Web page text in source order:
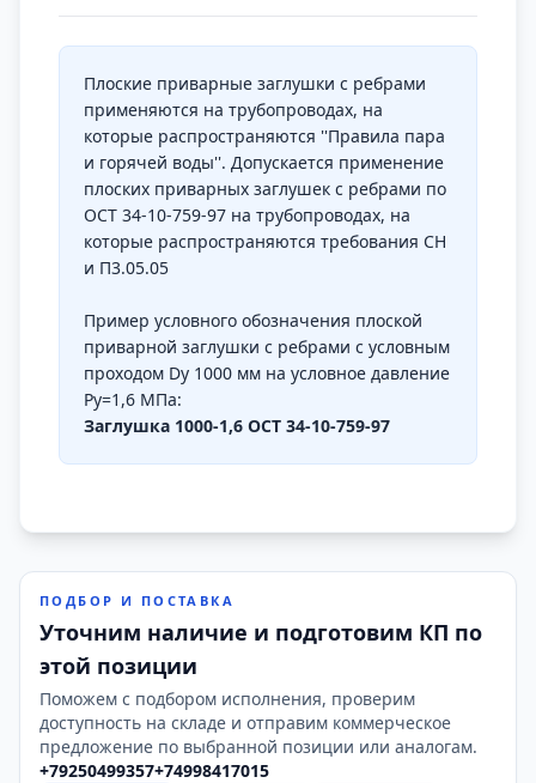
Плоские приварные заглушки с ребрами
применяются на трубопроводах, на
которые распространяются ''Правила пара
и горячей воды''. Допускается применение
плоских приварных заглушек с ребрами по
ОСТ 34-10-759-97 на трубопроводах, на
которые распространяются требования СН
и П3.05.05
Пример условного обозначения плоской
приварной заглушки с ребрами с условным
проходом Dу 1000 мм на условное давление
Ру=1,6 МПа:
Заглушка 1000-1,6 ОСТ 34-10-759-97
ПОДБОР И ПОСТАВКА
Уточним наличие и подготовим КП по
этой позиции
Поможем с подбором исполнения, проверим
доступность на складе и отправим коммерческое
предложение по выбранной позиции или аналогам.
+79250499357+74998417015